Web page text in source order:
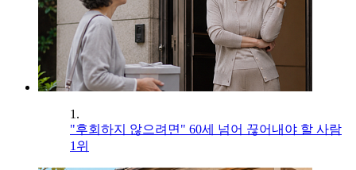
1.
"후회하지 않으려면" 60세 넘어 끊어내야 할 사람
1위